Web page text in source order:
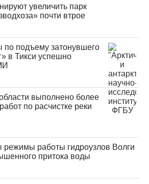
увеличить парк
почти втрое
подъему затонувшего
в Тикси успешно
выполнено более
по расчистке реки
режимы работы гидроузлов Волги
притока воды